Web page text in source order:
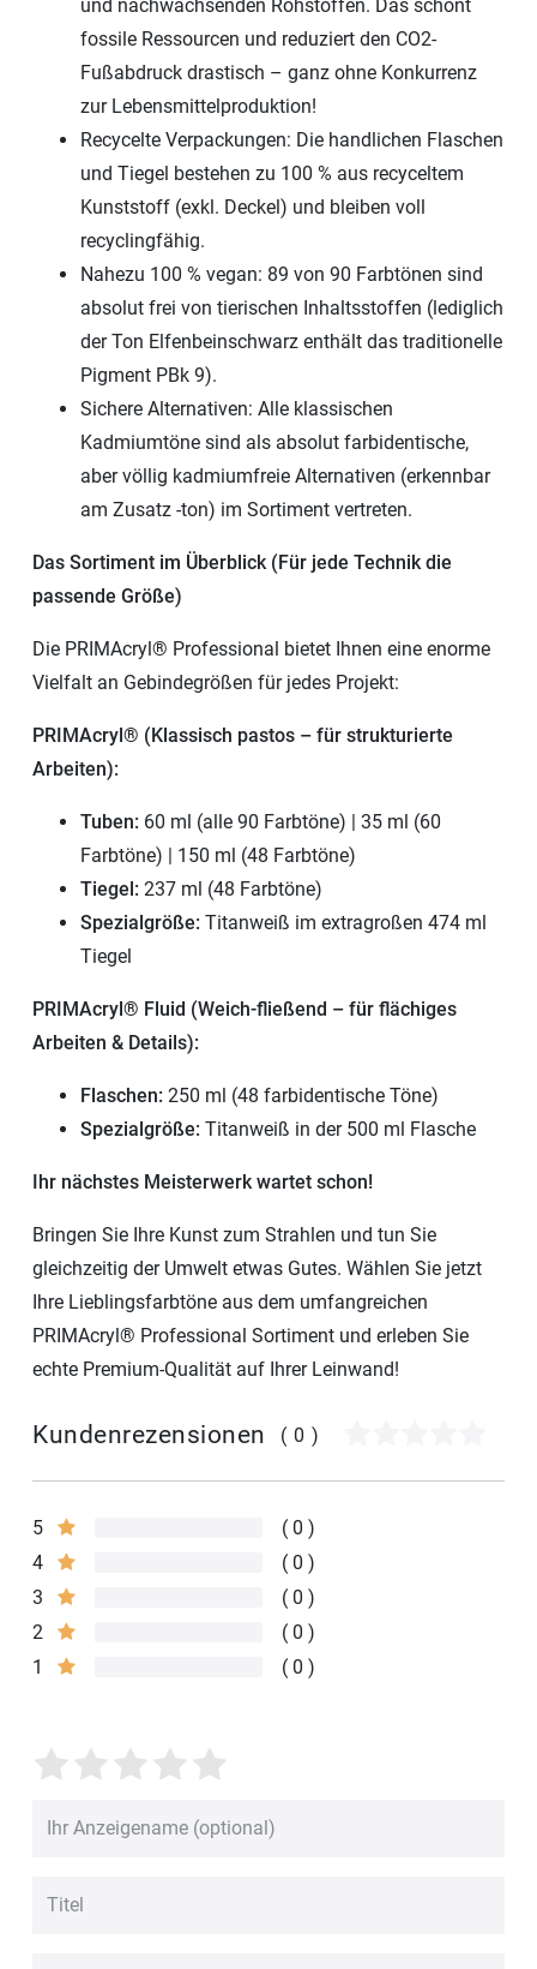
und nachwachsenden Rohstoffen. Das schont
fossile Ressourcen und reduziert den CO2-
Fußabdruck drastisch – ganz ohne Konkurrenz
zur Lebensmittelproduktion!
Recycelte Verpackungen: Die handlichen Flaschen
und Tiegel bestehen zu 100 % aus recyceltem
Kunststoff (exkl. Deckel) und bleiben voll
recyclingfähig.
Nahezu 100 % vegan: 89 von 90 Farbtönen sind
absolut frei von tierischen Inhaltsstoffen (lediglich
der Ton Elfenbeinschwarz enthält das traditionelle
Pigment PBk 9).
Sichere Alternativen: Alle klassischen
Kadmiumtöne sind als absolut farbidentische,
aber völlig kadmiumfreie Alternativen (erkennbar
am Zusatz -ton) im Sortiment vertreten.
Das Sortiment im Überblick (Für jede Technik die
passende Größe)
Die PRIMAcryl® Professional bietet Ihnen eine enorme
Vielfalt an Gebindegrößen für jedes Projekt:
PRIMAcryl® (Klassisch pastos – für strukturierte
Arbeiten):
Tuben: 60 ml (alle 90 Farbtöne) | 35 ml (60
Farbtöne) | 150 ml (48 Farbtöne)
Tiegel: 237 ml (48 Farbtöne)
Spezialgröße: Titanweiß im extragroßen 474 ml
Tiegel
PRIMAcryl® Fluid (Weich-fließend – für flächiges
Arbeiten & Details):
Flaschen: 250 ml (48 farbidentische Töne)
Spezialgröße: Titanweiß in der 500 ml Flasche
Ihr nächstes Meisterwerk wartet schon!
Bringen Sie Ihre Kunst zum Strahlen und tun Sie
gleichzeitig der Umwelt etwas Gutes. Wählen Sie jetzt
Ihre Lieblingsfarbtöne aus dem umfangreichen
PRIMAcryl® Professional Sortiment und erleben Sie
echte Premium-Qualität auf Ihrer Leinwand!
Kundenrezensionen (0)
5
0
4
0
3
0
2
0
1
0